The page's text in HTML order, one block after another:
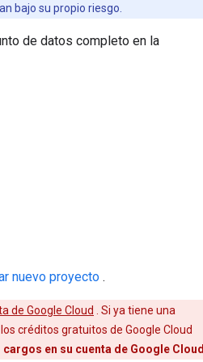
bajo su propio riesgo.
de datos completo en la
nuevo proyecto .
de Google Cloud
. Si ya tiene una
créditos gratuitos de Google Cloud
en su cuenta de Google Cloud